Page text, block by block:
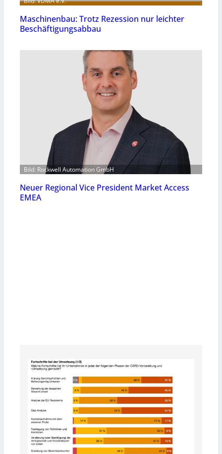
Maschinenbau: Trotz Rezession nur leichter
Beschäftigungsabbau
Bild: Rockwell Automation GmbH
Neuer Regional Vice President Market Access
EMEA